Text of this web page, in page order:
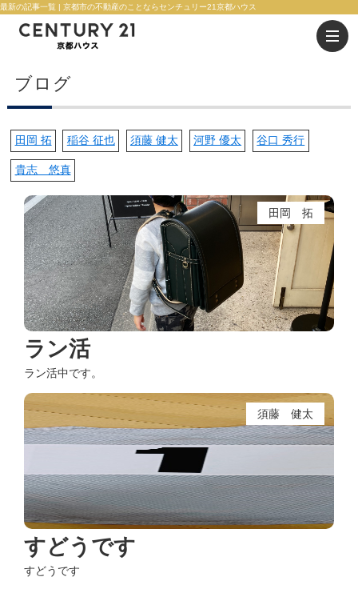
最新の記事一覧 | 京都市の不動産のことならセンチュリー21京都ハウス
ブログ
田岡 拓 稲谷 征也 須藤 健太 河野 優太 谷口 秀行
貴志 悠真
田岡 拓
ラン活
ラン活中です。
須藤 健太
すどうです
すどうです